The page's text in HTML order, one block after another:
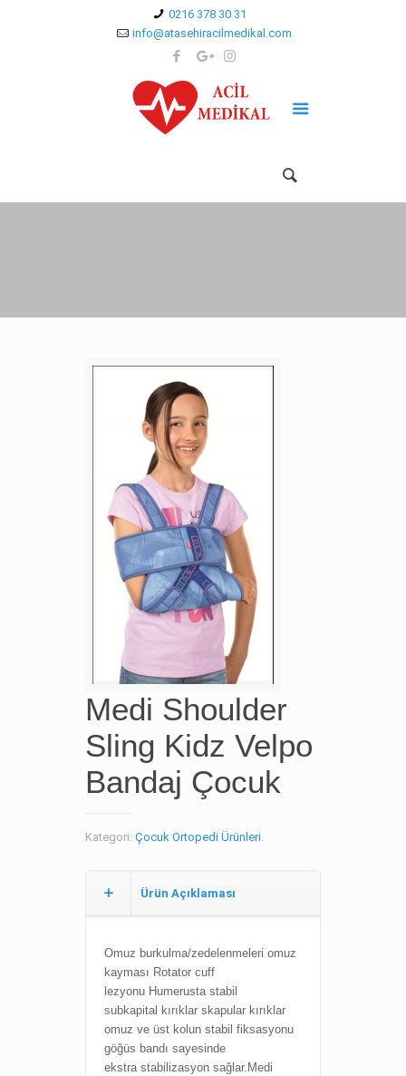
0216 378 30 31
info@atasehiracilmedikal.com
Medi Shoulder
Sling Kidz Velpo
Bandaj Çocuk
Kategori: Çocuk Ortopedi Ürünleri.
Ürün Açıklaması
Omuz burkulma/zedelenmeleri omuz
kayması Rotator cuff
lezyonu Humerusta stabil
subkapital kırıklar s kapular kırıklar
omuz ve üst kolun stabil fiksasyonu
göğüs bandı sayesinde
ekstra stabilizasyon sağlar.Medi